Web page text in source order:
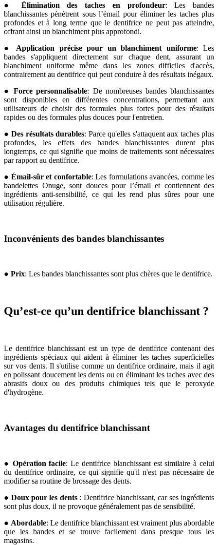
● Élimination des taches en profondeur: Les bandes
blanchissantes pénètrent sous l’émail pour éliminer les taches plus
profondes et à long terme que le dentifrice ne peut pas atteindre,
offrant ainsi un blanchiment plus approfondi.
● Application précise pour un blanchiment uniforme: Les
bandes s'appliquent directement sur chaque dent, assurant un
blanchiment uniforme même dans les zones difficiles d'accès,
contrairement au dentifrice qui peut conduire à des résultats inégaux.
●Force personnalisable: De nombreuses bandes blanchissantes
sont disponibles en différentes concentrations, permettant aux
utilisateurs de choisir des formules plus fortes pour des résultats
rapides ou des formules plus douces pour l'entretien.
● Des résultats durables: Parce qu'elles s'attaquent aux taches plus
profondes, les effets des bandes blanchissantes durent plus
longtemps, ce qui signifie que moins de traitements sont nécessaires
par rapport au dentifrice.
● Émail-sûr et confortable: Les formulations avancées, comme les
bandelettes Onuge, sont douces pour l’émail et contiennent des
ingrédients anti-sensibilité, ce qui les rend plus sûres pour une
utilisation régulière.
Inconvénients des bandes blanchissantes
● Prix: Les bandes blanchissantes sont plus chères que le dentifrice.
Qu’est-ce qu’un dentifrice blanchissant ?
Le dentifrice blanchissant est un type de dentifrice contenant des
ingrédients spéciaux qui aident à éliminer les taches superficielles
sur vos dents. Il s'utilise comme un dentifrice ordinaire, mais il agit
en polissant doucement les dents ou en éliminant les taches avec des
abrasifs doux ou des produits chimiques tels que le peroxyde
d'hydrogène.
Avantages du dentifrice blanchissant
● Opération facile: Le dentifrice blanchissant est similaire à celui
du dentifrice ordinaire, ce qui signifie qu'il n'est pas nécessaire de
modifier sa routine de brossage des dents.
● Doux pour les dents: Dentifrice blanchissant, car ses ingrédients
sont plus doux, il ne provoque généralement pas de sensibilité.
● Abordable: Le dentifrice blanchissant est vraiment plus abordable
que les bandes et se trouve facilement dans presque tous les
magasins.